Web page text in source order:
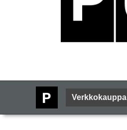
Verkkokauppa